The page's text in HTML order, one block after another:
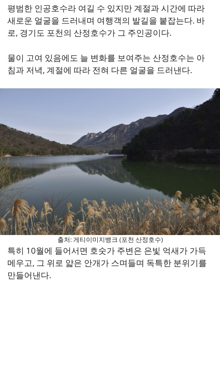
평범한 인공호수라 여길 수 있지만 계절과 시간에 따라
새로운 얼굴을 드러내며 여행객의 발길을 붙잡는다. 바
로, 경기도 포천의 산정호수가 그 주인공이다.
물이 고여 있음에도 늘 변화를 보여주는 산정호수는 아
침과 저녁, 계절에 따라 전혀 다른 얼굴을 드러낸다.
출처: 게티이미지뱅크 (포천 산정호수)
특히 10월에 들어서면 호숫가 주변은 은빛 억새가 가득
메우고, 그 위로 얇은 안개가 스며들며 독특한 분위기를
만들어낸다.